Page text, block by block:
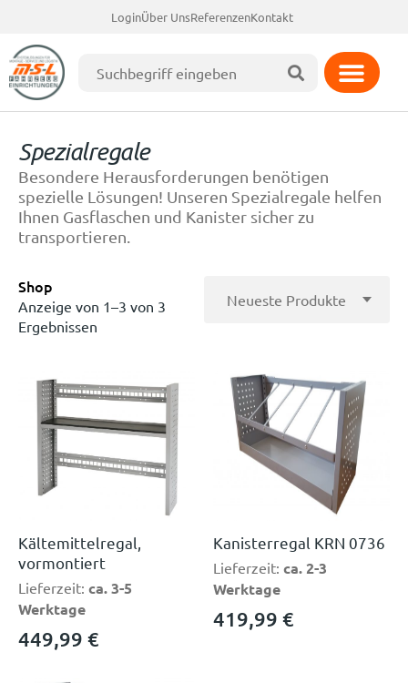
LoginÜber UnsReferenzenKontakt
Spezialregale
Besondere Herausforderungen benötigen
spezielle Lösungen! Unseren Spezialregale helfen
Ihnen Gasflaschen und Kanister sicher zu
transportieren.
Shop
Anzeige von 1–3 von 3
Ergebnissen
Kältemittelregal,
vormontiert
Lieferzeit: ca. 3-5
Werktage
449,99 €
Kanisterregal KRN 0736
Lieferzeit: ca. 2-3
Werktage
419,99 €